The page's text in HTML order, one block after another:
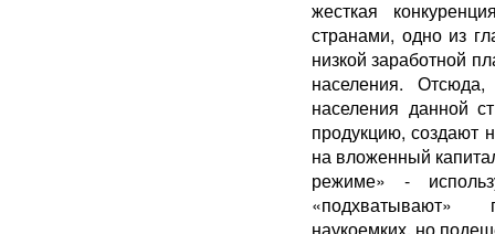
жесткая
странами, одно из
низкой заработной
населения.
населения данной
продукцию, создают
на вложенный
режиме» -
«подхватывают»